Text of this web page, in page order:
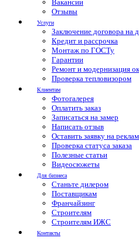
Вакансии
Отзывы
Услуги
Заключение договора на
Кредит и рассрочка
Монтаж по ГОСТу
Гарантии
Ремонт и модернизация
Проверка тепловизором
Клиентам
Фотогалерея
Оплатить заказ
Записаться на замер
Написать отзыв
Оставить заявку на
Проверка статуса заказа
Полезные статьи
Видеосюжеты
Для бизнеса
Станьте дилером
Поставщикам
Франчайзинг
Строителям
Строителям ИЖС
Контакты